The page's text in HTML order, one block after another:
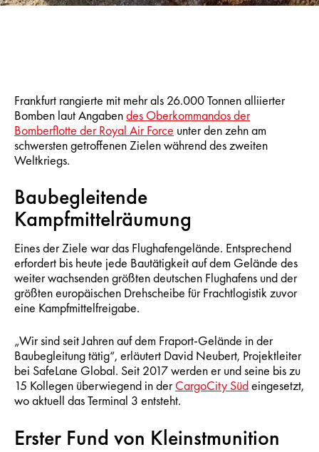
Frankfurt rangierte mit mehr als 26.000 Tonnen alliierter
Bomben laut Angabendes Oberkommandos der
Bomberflotte der Royal Air Force unter den zehn am
schwersten getroffenen Zielen während des zweiten
Weltkriegs.
Baubegleitende
Kampfmittelräumung
Eines der Ziele war das Flughafengelände. Entsprechend
erfordert bis heute jede Bautätigkeit auf dem Gelände des
weiter wachsenden größten deutschen Flughafens und der
größten europäischen Drehscheibe für Frachtlogistik zuvor
eine Kampfmittelfreigabe.
„Wir sind seit Jahren auf dem Fraport-Gelände in der
Baubegleitung tätig“, erläutert David Neubert, Projektleiter
bei SafeLane Global. Seit 2017 werden er und seine bis zu
15 Kollegen überwiegend in derCargoCity Südeingesetzt,
wo aktuell das Terminal 3 entsteht.
Erster Fund von Kleinstmunition